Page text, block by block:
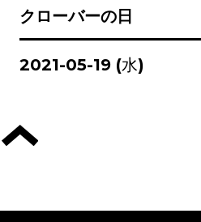
クローバーの日
2021-05-19 (水)